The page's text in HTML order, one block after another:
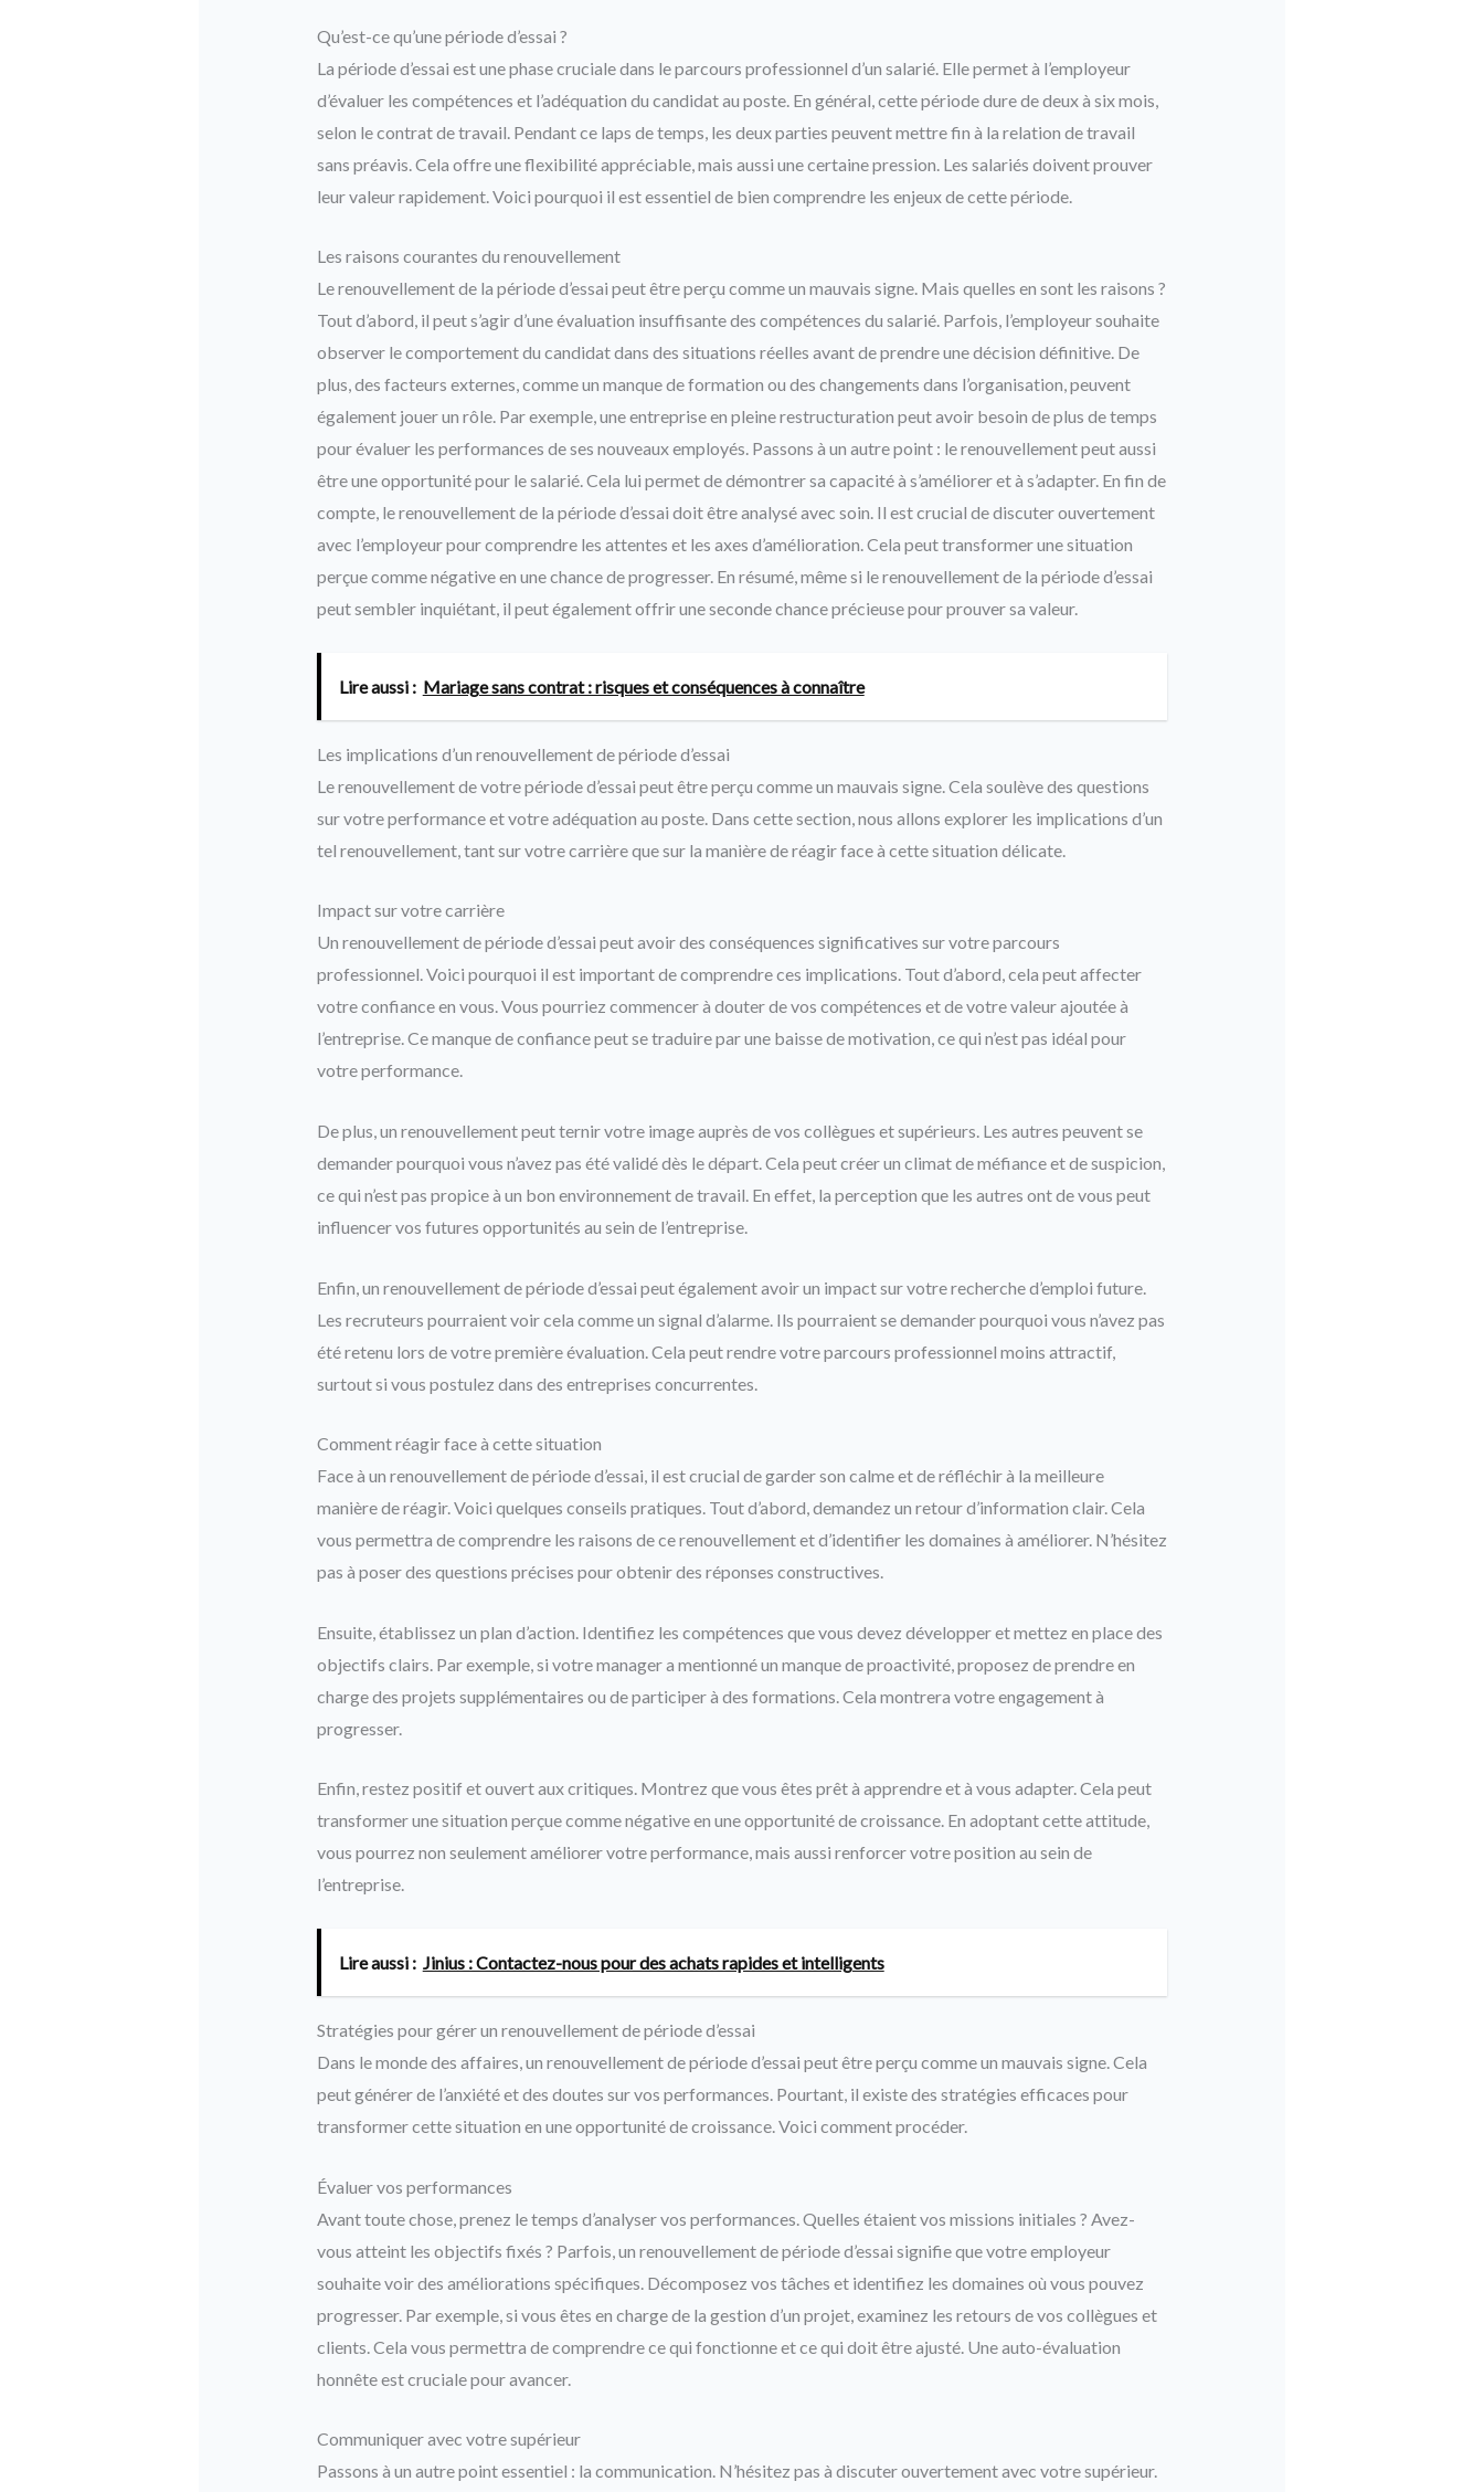
Qu’est-ce qu’une période d’essai ?
La période d’essai est une phase cruciale dans le parcours professionnel d’un salarié. Elle permet à l’employeur
d’évaluer les compétences et l’adéquation du candidat au poste. En général, cette période dure de deux à six mois,
selon le contrat de travail. Pendant ce laps de temps, les deux parties peuvent mettre fin à la relation de travail
sans préavis. Cela offre une flexibilité appréciable, mais aussi une certaine pression. Les salariés doivent prouver
leur valeur rapidement. Voici pourquoi il est essentiel de bien comprendre les enjeux de cette période.
Les raisons courantes du renouvellement
Le renouvellement de la période d’essai peut être perçu comme un mauvais signe. Mais quelles en sont les raisons ?
Tout d’abord, il peut s’agir d’une évaluation insuffisante des compétences du salarié. Parfois, l’employeur souhaite
observer le comportement du candidat dans des situations réelles avant de prendre une décision définitive. De
plus, des facteurs externes, comme un manque de formation ou des changements dans l’organisation, peuvent
également jouer un rôle. Par exemple, une entreprise en pleine restructuration peut avoir besoin de plus de temps
pour évaluer les performances de ses nouveaux employés. Passons à un autre point : le renouvellement peut aussi
être une opportunité pour le salarié. Cela lui permet de démontrer sa capacité à s’améliorer et à s’adapter. En fin de
compte, le renouvellement de la période d’essai doit être analysé avec soin. Il est crucial de discuter ouvertement
avec l’employeur pour comprendre les attentes et les axes d’amélioration. Cela peut transformer une situation
perçue comme négative en une chance de progresser. En résumé, même si le renouvellement de la période d’essai
peut sembler inquiétant, il peut également offrir une seconde chance précieuse pour prouver sa valeur.
Lire aussi : Mariage sans contrat : risques et conséquences à connaître
Les implications d’un renouvellement de période d’essai
Le renouvellement de votre période d’essai peut être perçu comme un mauvais signe. Cela soulève des questions
sur votre performance et votre adéquation au poste. Dans cette section, nous allons explorer les implications d’un
tel renouvellement, tant sur votre carrière que sur la manière de réagir face à cette situation délicate.
Impact sur votre carrière
Un renouvellement de période d’essai peut avoir des conséquences significatives sur votre parcours
professionnel. Voici pourquoi il est important de comprendre ces implications. Tout d’abord, cela peut affecter
votre confiance en vous. Vous pourriez commencer à douter de vos compétences et de votre valeur ajoutée à
l’entreprise. Ce manque de confiance peut se traduire par une baisse de motivation, ce qui n’est pas idéal pour
votre performance.
De plus, un renouvellement peut ternir votre image auprès de vos collègues et supérieurs. Les autres peuvent se
demander pourquoi vous n’avez pas été validé dès le départ. Cela peut créer un climat de méfiance et de suspicion,
ce qui n’est pas propice à un bon environnement de travail. En effet, la perception que les autres ont de vous peut
influencer vos futures opportunités au sein de l’entreprise.
Enfin, un renouvellement de période d’essai peut également avoir un impact sur votre recherche d’emploi future.
Les recruteurs pourraient voir cela comme un signal d’alarme. Ils pourraient se demander pourquoi vous n’avez pas
été retenu lors de votre première évaluation. Cela peut rendre votre parcours professionnel moins attractif,
surtout si vous postulez dans des entreprises concurrentes.
Comment réagir face à cette situation
Face à un renouvellement de période d’essai, il est crucial de garder son calme et de réfléchir à la meilleure
manière de réagir. Voici quelques conseils pratiques. Tout d’abord, demandez un retour d’information clair. Cela
vous permettra de comprendre les raisons de ce renouvellement et d’identifier les domaines à améliorer. N’hésitez
pas à poser des questions précises pour obtenir des réponses constructives.
Ensuite, établissez un plan d’action. Identifiez les compétences que vous devez développer et mettez en place des
objectifs clairs. Par exemple, si votre manager a mentionné un manque de proactivité, proposez de prendre en
charge des projets supplémentaires ou de participer à des formations. Cela montrera votre engagement à
progresser.
Enfin, restez positif et ouvert aux critiques. Montrez que vous êtes prêt à apprendre et à vous adapter. Cela peut
transformer une situation perçue comme négative en une opportunité de croissance. En adoptant cette attitude,
vous pourrez non seulement améliorer votre performance, mais aussi renforcer votre position au sein de
l’entreprise.
Lire aussi : Jinius : Contactez-nous pour des achats rapides et intelligents
Stratégies pour gérer un renouvellement de période d’essai
Dans le monde des affaires, un renouvellement de période d’essai peut être perçu comme un mauvais signe. Cela
peut générer de l’anxiété et des doutes sur vos performances. Pourtant, il existe des stratégies efficaces pour
transformer cette situation en une opportunité de croissance. Voici comment procéder.
Évaluer vos performances
Avant toute chose, prenez le temps d’analyser vos performances. Quelles étaient vos missions initiales ? Avez-
vous atteint les objectifs fixés ? Parfois, un renouvellement de période d’essai signifie que votre employeur
souhaite voir des améliorations spécifiques. Décomposez vos tâches et identifiez les domaines où vous pouvez
progresser. Par exemple, si vous êtes en charge de la gestion d’un projet, examinez les retours de vos collègues et
clients. Cela vous permettra de comprendre ce qui fonctionne et ce qui doit être ajusté. Une auto-évaluation
honnête est cruciale pour avancer.
Communiquer avec votre supérieur
Passons à un autre point essentiel : la communication. N’hésitez pas à discuter ouvertement avec votre supérieur.